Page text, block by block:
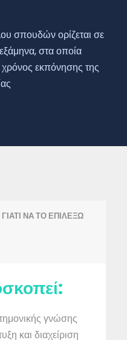
σπουδών ορίζεται σε
στα οποία
χρόνος εκπόνησης της
ΓΙΑΤΙ ΝΑ ΤΟ ΕΠΙΛΕΞΩ
γνώσης
και διαχείριση